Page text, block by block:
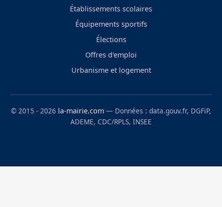
Établissements scolaires
Équipements sportifs
Élections
Offres d'emploi
Urbanisme et logement
© 2015 - 2026 la-mairie.com — Données : data.gouv.fr, DGFiP,
ADEME, CDC/RPLS, INSEE